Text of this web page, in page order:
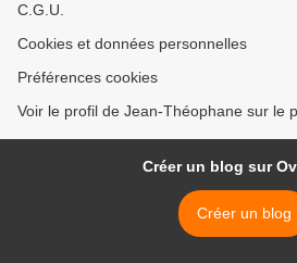
C.G.U.
Cookies et données personnelles
Préférences cookies
Voir le profil de Jean-Théophane sur le
Créer un blog sur
Créer un blog